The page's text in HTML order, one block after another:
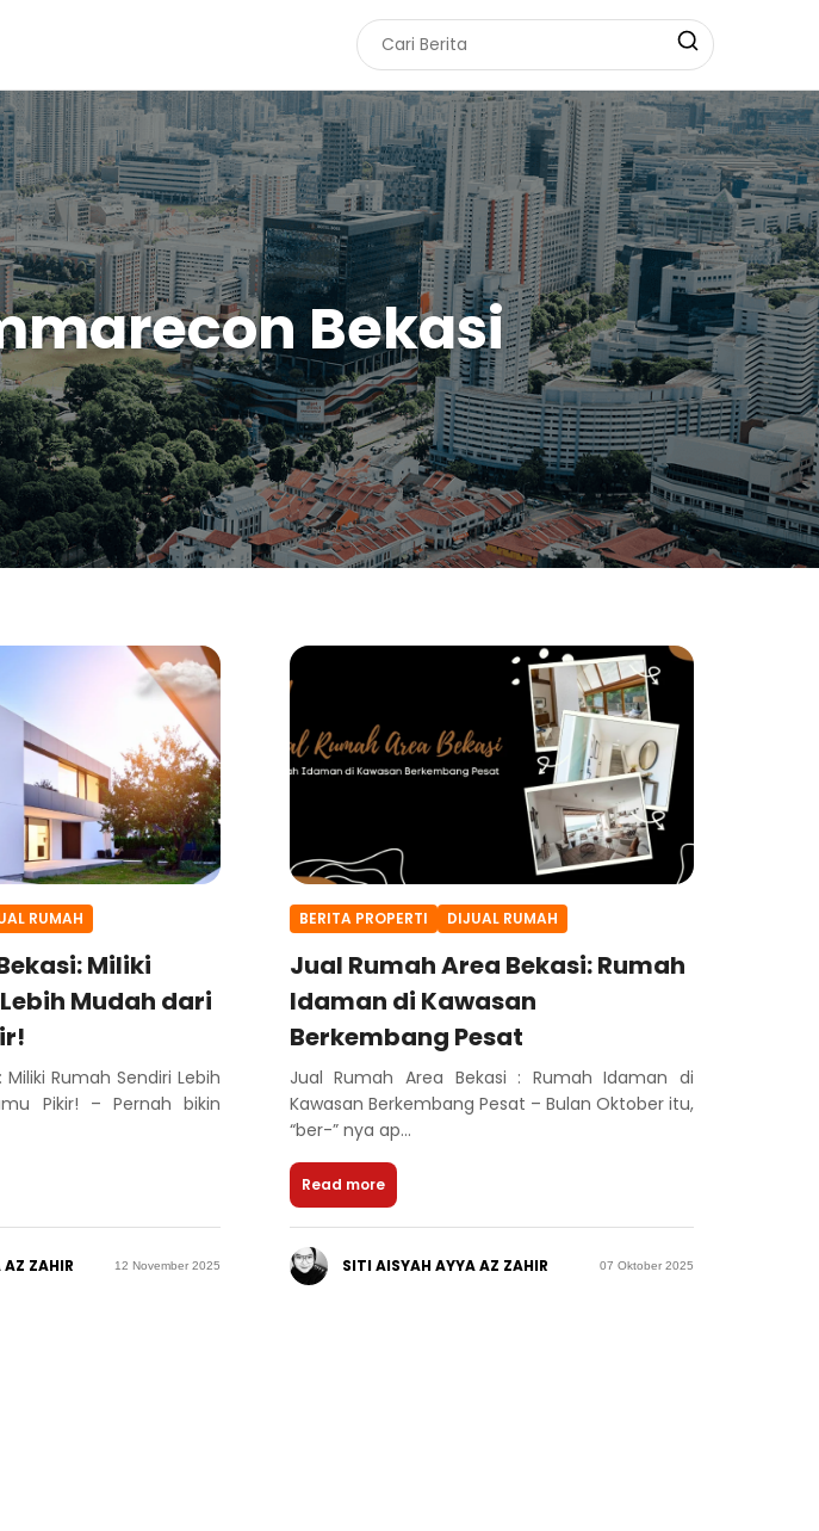
Bekasi
RUMAH
Miliki
Mudah dari
Rumah Sendiri Lebih
Pikir! – Pernah bikin
ZAHIR 12 November 2025
BERITA PROPERTI DIJUAL RUMAH
Jual Rumah Area Bekasi: Rumah
Idaman di Kawasan
Berkembang Pesat
Jual Rumah Area Bekasi : Rumah Idaman di
Kawasan Berkembang Pesat – Bulan Oktober itu,
“ber-” nya ap...
Read more
SITI AISYAH AYYA AZ ZAHIR 07 Oktober 2025